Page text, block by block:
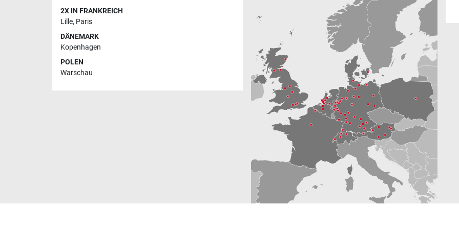
2X IN FRANKREICH
Lille, Paris
DÄNEMARK
Kopenhagen
POLEN
Warschau